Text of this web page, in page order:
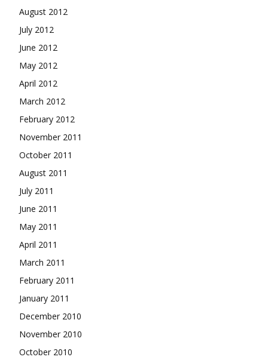
August 2012
July 2012
June 2012
May 2012
April 2012
March 2012
February 2012
November 2011
October 2011
August 2011
July 2011
June 2011
May 2011
April 2011
March 2011
February 2011
January 2011
December 2010
November 2010
October 2010